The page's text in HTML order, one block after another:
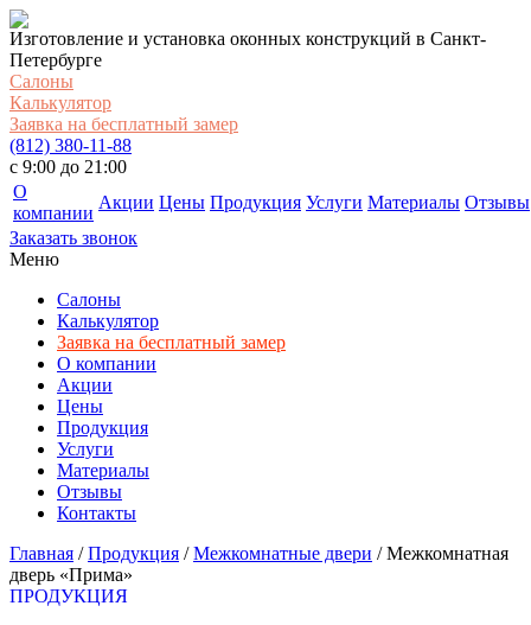
Изготовление и установка оконных конструкций в Санкт-
Петербурге
Салоны
Калькулятор
Заявка на бесплатный замер
(812) 380-11-88
c 9:00 до 21:00
О
компании
Акции Цены Продукция Услуги Материалы Отзывы
Заказать звонок
Меню
Салоны
Калькулятор
Заявка на бесплатный замер
О компании
Акции
Цены
Продукция
Услуги
Материалы
Отзывы
Контакты
Главная /Продукция /Межкомнатные двери /Межкомнатная
дверь «Прима»
ПРОДУКЦИЯ